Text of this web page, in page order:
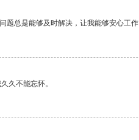
题总是能够及时解决，让我能够安心工
久不能忘怀。